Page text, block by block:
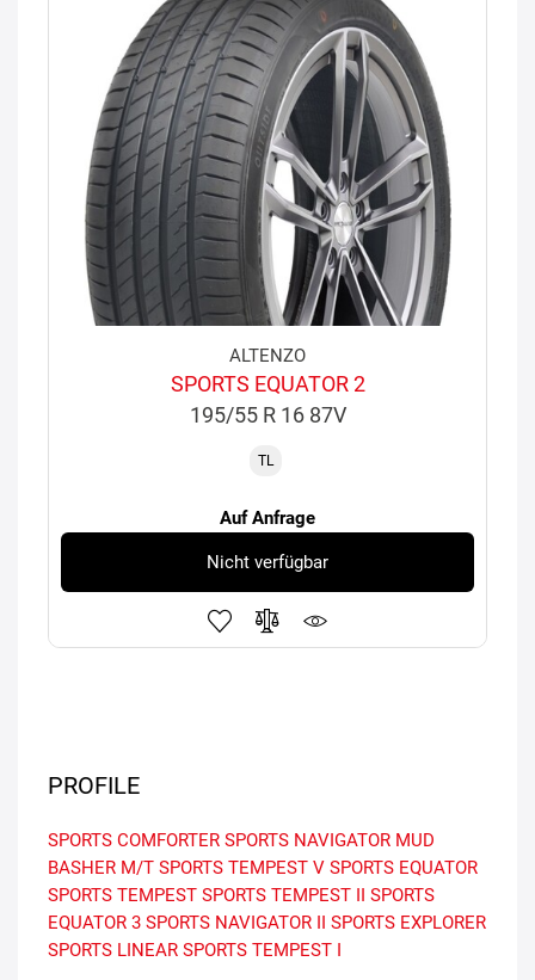
ALTENZO
SPORTS EQUATOR 2
195/55 R 16 87V
TL
Auf Anfrage
Nicht verfügbar
PROFILE
SPORTS COMFORTER SPORTS NAVIGATOR MUD
BASHER M/T SPORTS TEMPEST V SPORTS EQUATOR
SPORTS TEMPEST SPORTS TEMPEST II SPORTS
EQUATOR 3 SPORTS NAVIGATOR II SPORTS EXPLORER
SPORTS LINEAR SPORTS TEMPEST I